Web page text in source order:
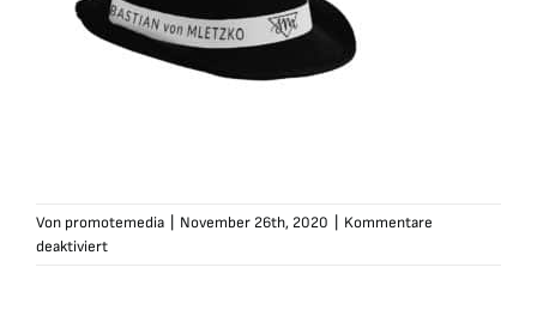
Von promotemedia November 26th, 2020
Kommentare
deaktiviertfür